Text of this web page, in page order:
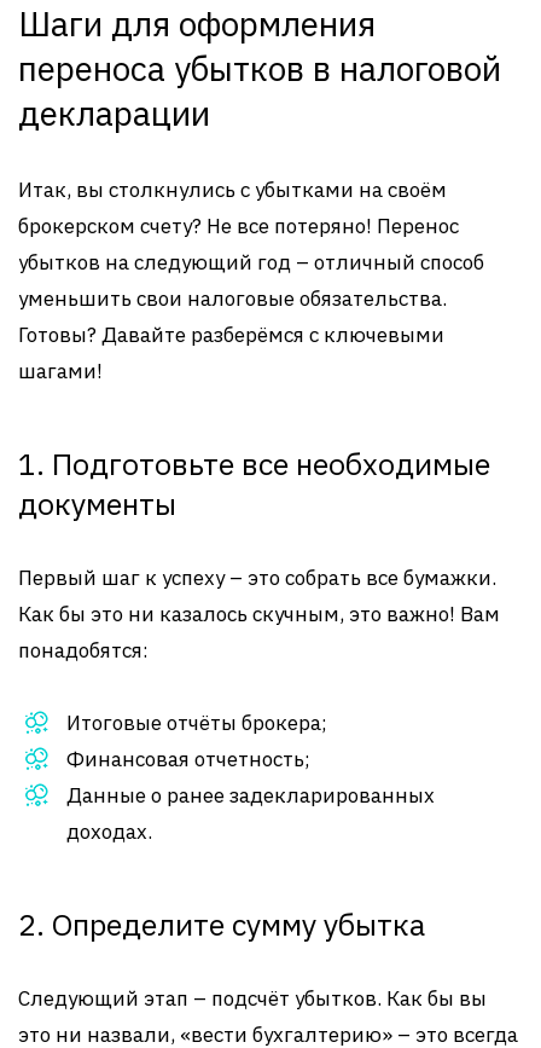
Шаги для оформления
переноса убытков в налоговой
декларации
Итак, вы столкнулись с убытками на своём
брокерском счету? Не все потеряно! Перенос
убытков на следующий год – отличный способ
уменьшить свои налоговые обязательства.
Готовы? Давайте разберёмся с ключевыми
шагами!
1. Подготовьте все необходимые
документы
Первый шаг к успеху – это собрать все бумажки.
Как бы это ни казалось скучным, это важно! Вам
понадобятся:
Итоговые отчёты брокера;
Финансовая отчетность;
Данные о ранее задекларированных
доходах.
2. Определите сумму убытка
Следующий этап – подсчёт убытков. Как бы вы
это ни назвали, «вести бухгалтерию» – это всегда